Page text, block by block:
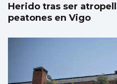
Herido tras ser
peatones en Vigo